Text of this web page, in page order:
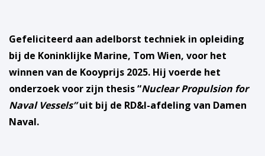
Gefeliciteerd aan adelborst techniek in opleiding
bij de Koninklijke Marine, Tom Wien, voor het
winnen van de Kooyprijs 2025. Hij voerde het
onderzoek voor zijn thesis “Nuclear Propulsion for
Naval Vessels”uit bij de RD&I-afdeling van Damen
Naval.